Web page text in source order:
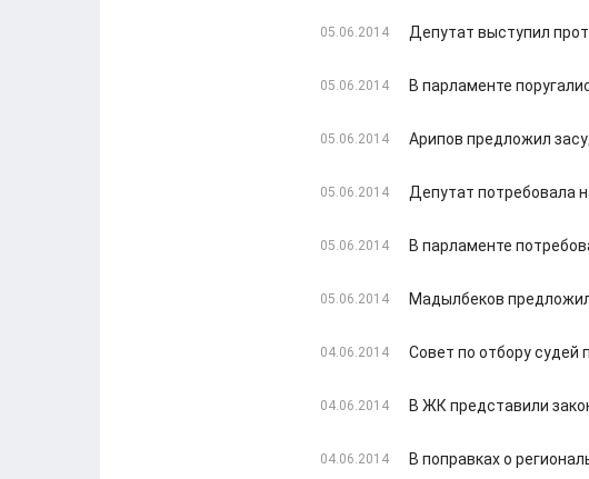
05.06.2014 Депутат выступил
05.06.2014 В парламенте
05.06.2014 Арипов предложил
05.06.2014 Депутат потребовала
05.06.2014 В парламенте
05.06.2014 Мадылбеков
04.06.2014 Совет по отбору
04.06.2014 В ЖК представили
04.06.2014 В поправках о